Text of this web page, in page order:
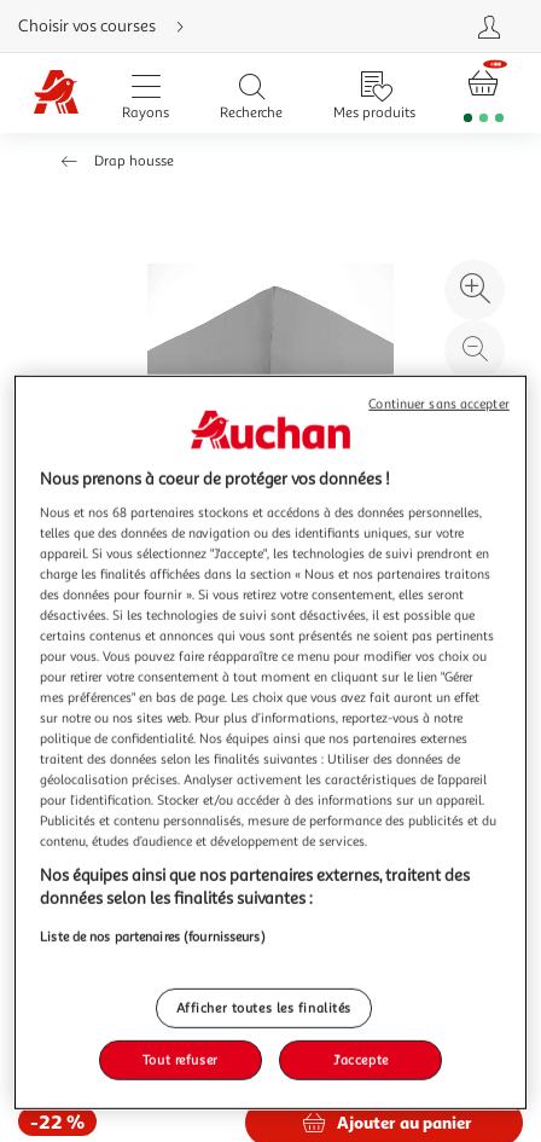
Aller
directement
au
contenu
Aller
directement
Aller
Choisir vos courses
Rayons Recherche Mes produits
Drap housse
à
Illustration
précédente
Illustration
suivante
DOUCEUR D'INTÉRIEUR
Drap housse en coton biolina 90x190cm gris
Informations Techniques : Dimensions : L. 190 x l. 90 cm
Produit Packagé : L. 14 x l. 4 x H. 36 cm Matière : 100%
Coton Bio (57 fils/cm2) Spécificités : Doux & Confortable
Drap Housse 1 Personne Forme Rectangulaire Design Uni
Certification Oeko-Tex Standard 100 Poids : 0,415 kg
Couleur : Gris
En savoir +
Vendu parParis Prix
Livr. ou retrait dès 3/4 jours
A partir de 7,99€
Plus d'options
Livraison offerte
Plus d'options
Vendu parASD
-22 %
Ajouter au panier
Nous prenons à coeur de protéger vos données !
Nous et nos 68 partenaires stockons et accédons à des données personnelles,
telles que des données de navigation ou des identifiants uniques, sur votre
appareil. Si vous sélectionnez "J'accepte", les technologies de suivi prendront en
charge les finalités affichées dans la section « Nous et nos partenaires traitons
des données pour fournir ». Si vous retirez votre consentement, elles seront
désactivées. Si les technologies de suivi sont désactivées, il est possible que
certains contenus et annonces qui vous sont présentés ne soient pas pertinents
pour vous. Vous pouvez faire réapparaître ce menu pour modifier vos choix ou
pour retirer votre consentement à tout moment en cliquant sur le lien "Gérer
mes préférences" en bas de page. Les choix que vous avez fait auront un effet
sur notre ou nos sites web. Pour plus d’informations, reportez-vous à notre
politique de confidentialité. Nos équipes ainsi que nos partenaires externes
traitent des données selon les finalités suivantes : Utiliser des données de
géolocalisation précises. Analyser activement les caractéristiques de l’appareil
pour l’identification. Stocker et/ou accéder à des informations sur un appareil.
Publicités et contenu personnalisés, mesure de performance des publicités et du
contenu, études d’audience et développement de services.
Nos équipes ainsi que nos partenaires externes, traitent des
données selon les finalités suivantes :
Liste de nos partenaires (fournisseurs)
Afficher toutes les finalités
Tout refuser J'accepte
Continuer sans accepter